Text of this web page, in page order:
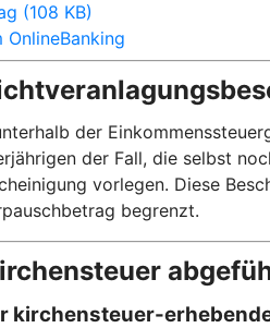
(108 KB)
der
der Fall, die selbst
vorlegen. Diese
begrenzt.
kirchensteuer-